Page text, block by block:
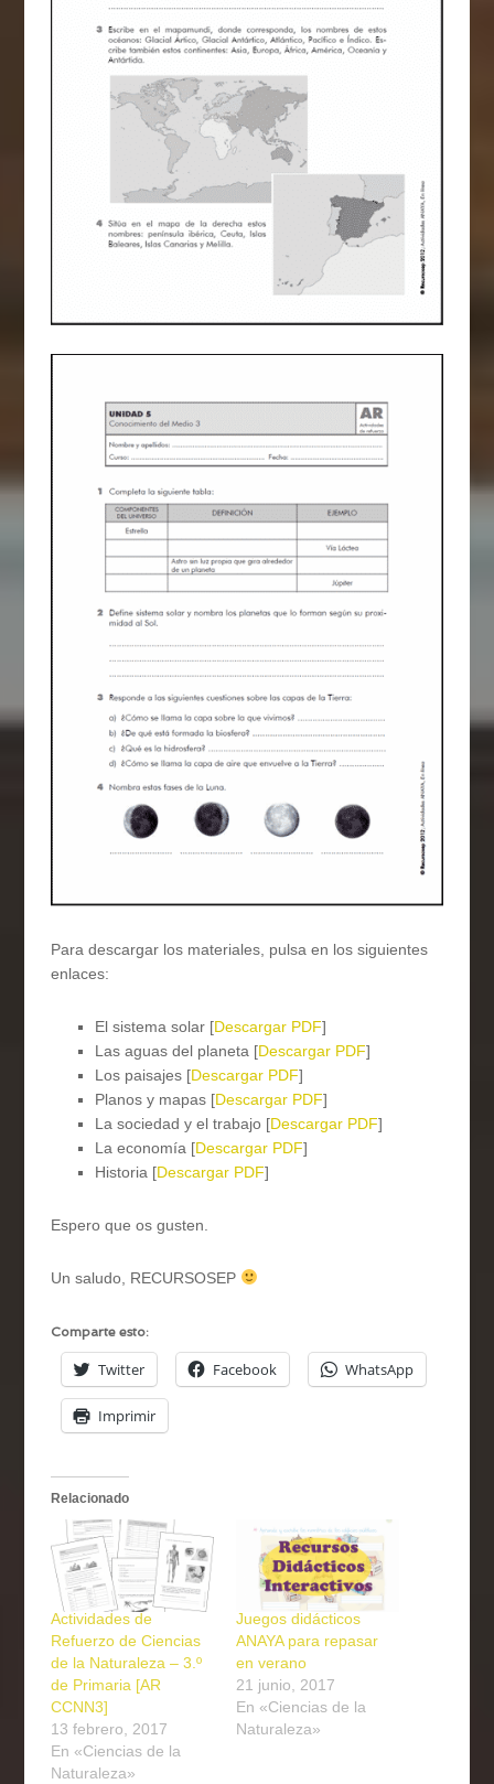
Para descargar los materiales, pulsa en los siguientes
enlaces:
El sistema solar [Descargar PDF]
Las aguas del planeta [Descargar PDF]
Los paisajes [Descargar PDF]
Planos y mapas [Descargar PDF]
La sociedad y el trabajo [Descargar PDF]
La economía [Descargar PDF]
Historia [Descargar PDF]
Espero que os gusten.
Un saludo, RECURSOSEP
Comparte esto:
Twitter Facebook WhatsApp
Imprimir
Relacionado
Actividades de
Refuerzo de Ciencias
de la Naturaleza – 3.º
de Primaria [AR
CCNN3]
13 febrero, 2017
En «Ciencias de la
Naturaleza»
Juegos didácticos
ANAYA para repasar
en verano
21 junio, 2017
En «Ciencias de la
Naturaleza»